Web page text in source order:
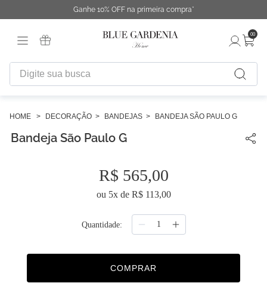
Ganhe 10% OFF na primeira compra*
00
Digite sua busca
DECORAÇÃO BANDEJAS BANDEJA SÃO PAULO G
Bandeja São Paulo G
R$ 565,00
ou 5x de R$ 113,00
Quantidade
COMPRAR
1º
fronha
4º
capa duvet
5º
chinelo
necessaire
8º
cobertor